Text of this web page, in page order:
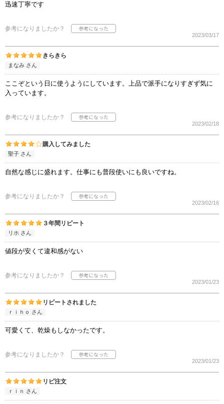
迅速丁寧です
参考になりましたか？
2023/03/17
きらきら
まなみ さん
ここぞという日に使うようにしています。上品で派手になりすぎず気に
入っています。
参考になりましたか？
2023/02/18
購入してみました
聖子 さん
自然な感じに盛れます。仕事にも普段使いにも良いですね。
参考になりましたか？
2023/02/16
３年間リピート
リホ さん
値段が安くて違和感がない
参考になりましたか？
2023/01/23
リピートされました
ｒｉｈｏ さん
可愛くて、乾燥もしなかったです。
参考になりましたか？
2023/01/23
リピ注文
ｒｉｎ さん